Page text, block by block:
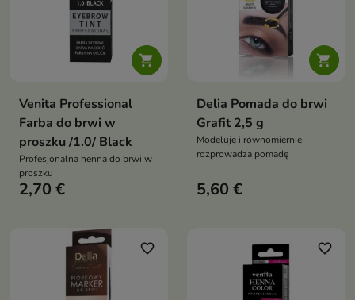

Venita Professional
Farba do brwi w
proszku /1.0/ Black
Profesjonalna henna do brwi w
proszku
2,70 €

Delia Pomada do brwi
Grafit 2,5 g
Modeluje i równomiernie
rozprowadza pomadę
5,60 €
favorite_border favorite_border